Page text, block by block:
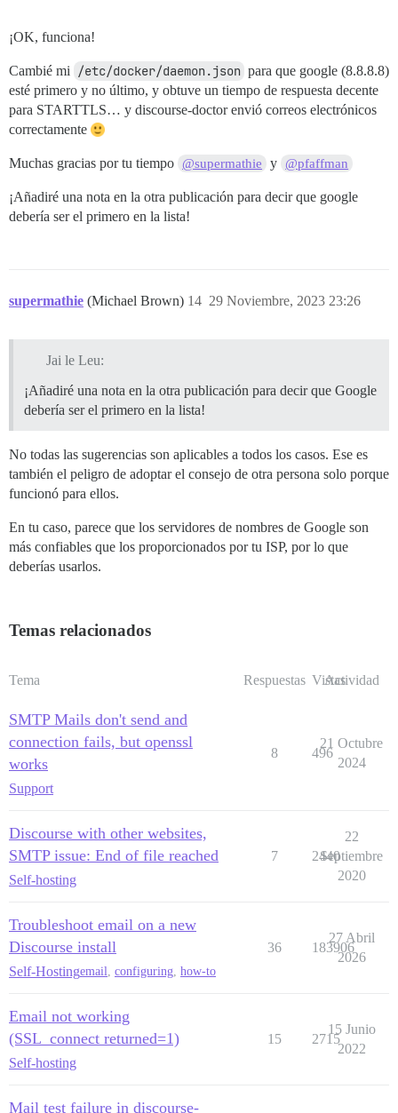
¡OK, funciona!
Cambié mi /etc/docker/daemon.json para que google (8.8.8.8)
esté primero y no último, y obtuve un tiempo de respuesta decente
para STARTTLS… y discourse-doctor envió correos electrónicos
correctamente
Muchas gracias por tu tiempo @supermathie y @pfaffman
¡Añadiré una nota en la otra publicación para decir que google
debería ser el primero en la lista!
supermathie (Michael Brown) 29 Noviembre, 2023 23:26
14
Jai le Leu:
¡Añadiré una nota en la otra publicación para decir que Google
debería ser el primero en la lista!
No todas las sugerencias son aplicables a todos los casos. Ese es
también el peligro de adoptar el consejo de otra persona solo porque
funcionó para ellos.
En tu caso, parece que los servidores de nombres de Google son
más confiables que los proporcionados por tu ISP, por lo que
deberías usarlos.
Temas relacionados
Tema Respuestas Vistas
Actividad
SMTP Mails don't send and
connection fails, but openssl
works
Support
8 496
21 Octubre
2024
Discourse with other websites,
SMTP issue: End of file reached
Self-hosting
7 2440
22
Septiembre
2020
Troubleshoot email on a new
Discourse install
Self-Hostingemail, configuring, how-to
36 183906
27 Abril
2026
Email not working
(SSL_connect returned=1)
Self-hosting
15 2715
15 Junio
2022
Mail test failure in discourse-